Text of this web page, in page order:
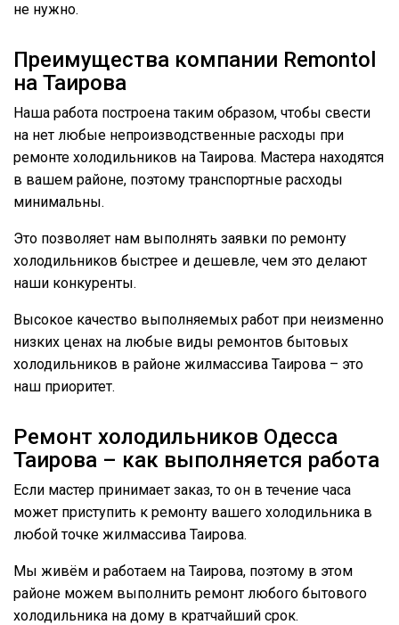
не нужно.
Преимущества компании Remontol
на Таирова
Наша работа построена таким образом, чтобы свести
на нет любые непроизводственные расходы при
ремонте холодильников на Таирова. Мастера находятся
в вашем районе, поэтому транспортные расходы
минимальны.
Это позволяет нам выполнять заявки по ремонту
холодильников быстрее и дешевле, чем это делают
наши конкуренты.
Высокое качество выполняемых работ при неизменно
низких ценах на любые виды ремонтов бытовых
холодильников в районе жилмассива Таирова – это
наш приоритет.
Ремонт холодильников Одесса
Таирова – как выполняется работа
Если мастер принимает заказ, то он в течение часа
может приступить к ремонту вашего холодильника в
любой точке жилмассива Таирова.
Мы живём и работаем на Таирова, поэтому в этом
районе можем выполнить ремонт любого бытового
холодильника на дому в кратчайший срок.